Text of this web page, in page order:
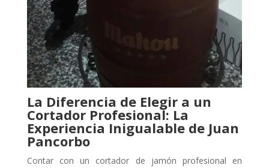
La Diferencia de Elegir a un
Cortador Profesional: La
Experiencia Inigualable de Juan
Pancorbo
Contar con un cortador de jamón profesional en